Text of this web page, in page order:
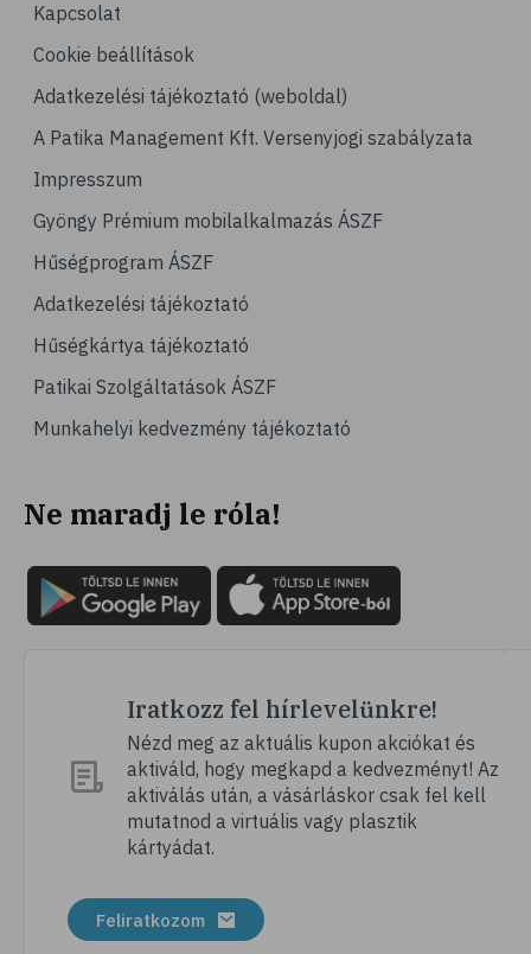
# horgászás
# önbecsülés
# önértékelés
# érzések
# virág
# DIY
# afázia
# beszédzavar
# agyvérzés
# epilepszia
# mobiltelefon
# kütyü
# relaxáció
# autogén tréning
# mentálhigiénia
# önismeret
# önbizalom
# mindfulness
Kapcsolat
Cookie beállítások
Adatkezelési tájékoztató (weboldal)
A Patika Management Kft. Versenyjogi szabályzata
Impresszum
Gyöngy Prémium mobilalkalmazás ÁSZF
Hűségprogram ÁSZF
Adatkezelési tájékoztató
Hűségkártya tájékoztató
Patikai Szolgáltatások ÁSZF
Munkahelyi kedvezmény tájékoztató
Ne maradj le róla!
Iratkozz fel hírlevelünkre!
Nézd meg az aktuális kupon akciókat és
aktiváld, hogy megkapd a kedvezményt! Az
aktiválás után, a vásárláskor csak fel kell
mutatnod a virtuális vagy plasztik
kártyádat.
Feliratkozom